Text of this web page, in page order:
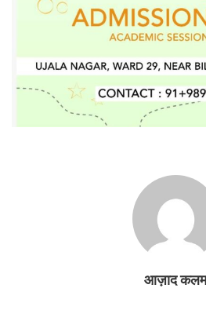
आज़ाद कलम